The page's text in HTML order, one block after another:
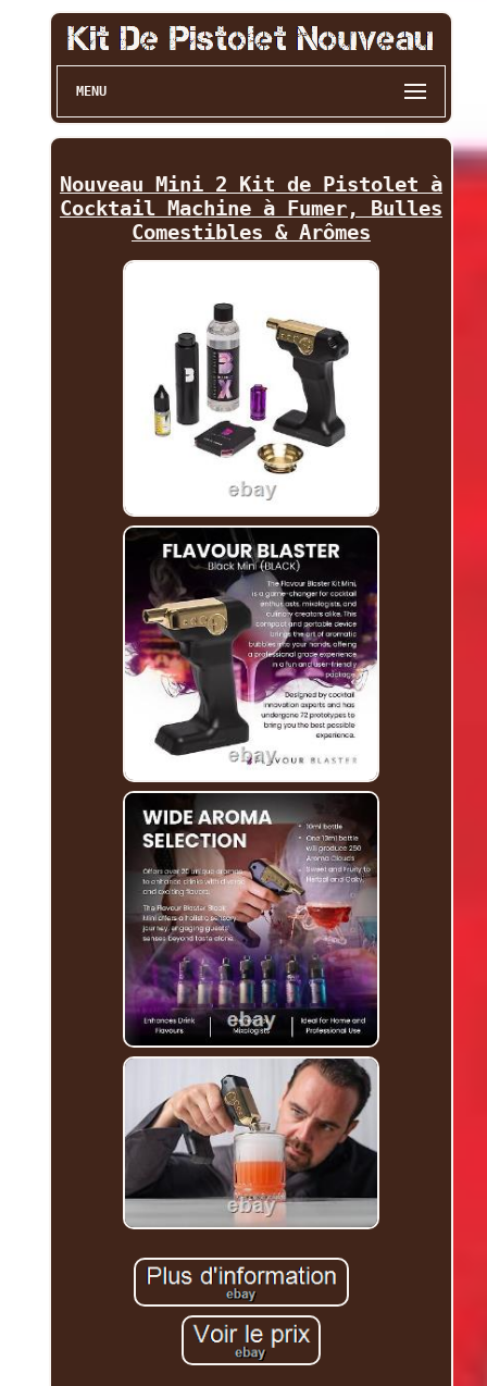
MENU
Nouveau Mini 2 Kit de Pistolet à
Cocktail Machine à Fumer, Bulles
Comestibles & Arômes